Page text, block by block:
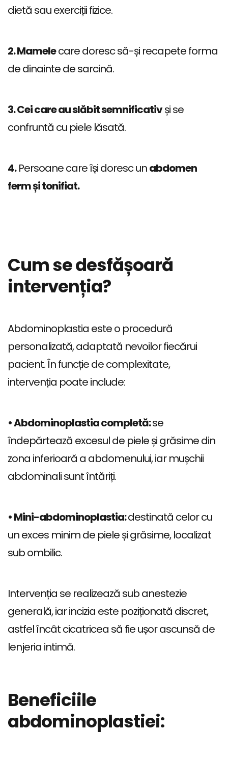
dietă sau exerciții fizice.
2. Mamelecare doresc să-și recapete forma
de dinainte de sarcină.
3. Cei care au slăbit semnificativși se
confruntă cu piele lăsată.
4.Persoane care își doresc unabdomen
ferm și tonifiat.
Cum se desfășoară
intervenția?
Abdominoplastia este o procedură
personalizată, adaptată nevoilor fiecărui
pacient. În funcție de complexitate,
intervenția poate include:
• Abdominoplastia completă:se
îndepărtează excesul de piele și grăsime din
zona inferioară a abdomenului, iar mușchii
abdominali sunt întăriți.
• Mini-abdominoplastia:destinată celor cu
un exces minim de piele și grăsime, localizat
sub ombilic.
Intervenția se realizează sub anestezie
generală, iar incizia este poziționată discret,
astfel încât cicatricea să fie ușor ascunsă de
lenjeria intimă.
Beneficiile
abdominoplastiei: